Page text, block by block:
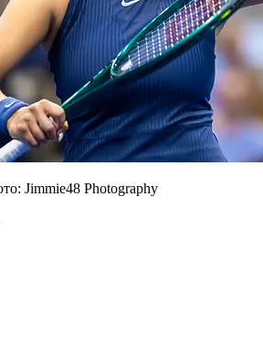
Jimmie48 Photography